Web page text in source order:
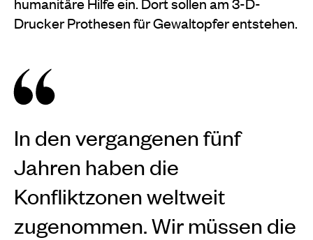
Drucker Prothesen für Gewaltopfer entstehen.
In den vergangenen fünf
Jahren haben die
Konfliktzonen weltweit
zugenommen. Wir müssen die